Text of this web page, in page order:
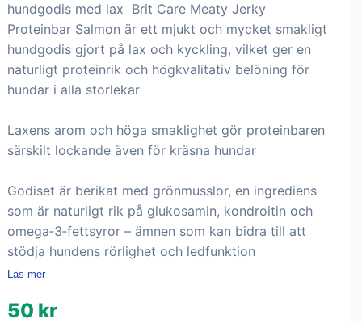
hundgodis med lax Brit Care Meaty Jerky
Proteinbar Salmon är ett mjukt och mycket smakligt
hundgodis gjort på lax och kyckling, vilket ger en
naturligt proteinrik och högkvalitativ belöning för
hundar i alla storlekar
Laxens arom och höga smaklighet gör proteinbaren
särskilt lockande även för kräsna hundar
Godiset är berikat med grönmusslor, en ingrediens
som är naturligt rik på glukosamin, kondroitin och
omega‑3‑fettsyror – ämnen som kan bidra till att
stödja hundens rörlighet och ledfunktion
Läs mer
50 kr